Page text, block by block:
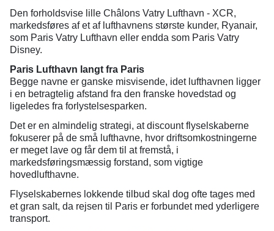
Den forholdsvise lille Châlons Vatry Lufthavn - XCR,
markedsføres af et af lufthavnens største kunder, Ryanair,
som Paris Vatry Lufthavn eller endda som Paris Vatry
Disney.
Paris Lufthavn langt fra Paris
Begge navne er ganske misvisende, idet lufthavnen ligger
i en betragtelig afstand fra den franske hovedstad og
ligeledes fra forlystelsesparken.
Det er en almindelig strategi, at discount flyselskaberne
fokuserer på de små lufthavne, hvor driftsomkostningerne
er meget lave og får dem til at fremstå, i
markedsføringsmæssig forstand, som vigtige
hovedlufthavne.
Flyselskabernes lokkende tilbud skal dog ofte tages med
et gran salt, da rejsen til Paris er forbundet med yderligere
transport.